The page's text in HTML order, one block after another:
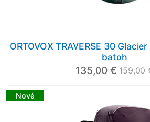
ORTOVOX TRAVERSE 30
batoh
135,00 € 159,00
Nové